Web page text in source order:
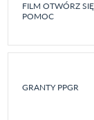
FILM OTWÓRZ
POMOC
GRANTY PPGR